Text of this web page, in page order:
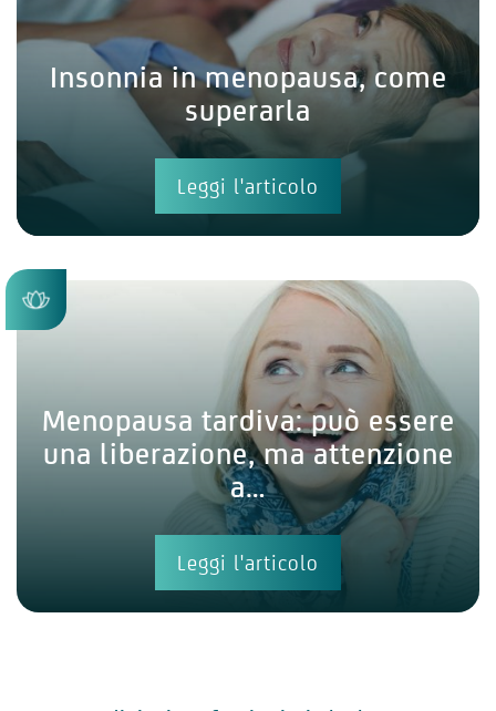
Insonnia in menopausa, come
superarla
Leggi l'articolo
Menopausa tardiva: può essere
una liberazione, ma attenzione
a…
Leggi l'articolo